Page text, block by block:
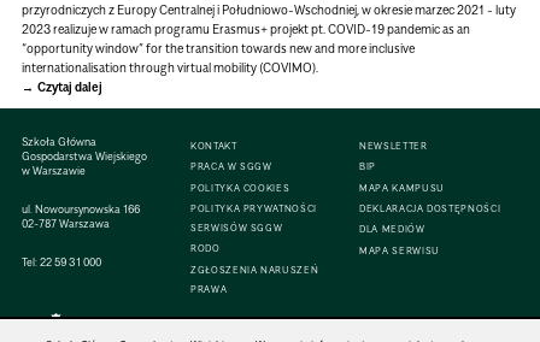
przyrodniczych z Europy Centralnej i Południowo-Wschodniej, w okresie marzec 2021 - luty
2023 realizuje w ramach programu Erasmus+ projekt pt. COVID-19 pandemic as an
“opportunity window” for the transition towards new and more inclusive
internationalisation through virtual mobility (COVIMO).
Czytaj dalej
Szkoła Główna
Gospodarstwa Wiejskiego
w Warszawie
ul. Nowoursynowska 166
02-787 Warszawa
Tel:22 59 31 000
KONTAKT
PRACA W SGGW
POLITYKA COOKIES
POLITYKA PRYWATNOŚCI
SERWISÓW SGGW
RODO
ZGŁOSZENIA NARUSZEŃ
PRAWA
NEWSLETTER
BIP
MAPA KAMPUSU
DEKLARACJA DOSTĘPNOŚCI
DLA MEDIÓW
MAPA SERWISU